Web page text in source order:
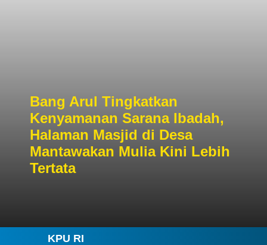
Bang Arul Tingkatkan
Kenyamanan Sarana Ibadah,
Halaman Masjid di Desa
Mantawakan Mulia Kini Lebih
Tertata
KPU RI